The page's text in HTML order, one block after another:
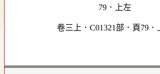
卷三上．C01321部．頁79．